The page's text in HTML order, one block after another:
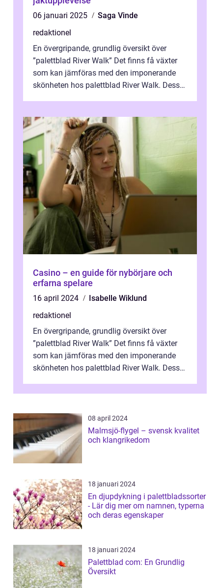
06 januari 2025
Saga Vinde
redaktionel
En övergripande, grundlig översikt över
”palettblad River Walk” Det finns få växter
som kan jämföras med den imponerande
skönheten hos palettblad River Walk. Dess
Casino – en guide för nybörjare och
erfarna spelare
16 april 2024
Isabelle Wiklund
redaktionel
En övergripande, grundlig översikt över
”palettblad River Walk” Det finns få växter
som kan jämföras med den imponerande
skönheten hos palettblad River Walk. Dess
08 april 2024
Malmsjö-flygel – svensk kvalitet
och klangrikedom
18 januari 2024
En djupdykning i palettbladssorter
- Lär dig mer om namnen, typerna
och deras egenskaper
18 januari 2024
Palettblad com: En Grundlig
Översikt